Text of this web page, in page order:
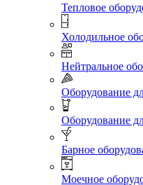
Тепловое
Холодильное
Нейтральное
Оборудование
Оборудование
Барное
Моечное